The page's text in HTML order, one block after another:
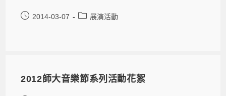
2014-03-07 展演活動
2012師大音樂節系列活動花絮